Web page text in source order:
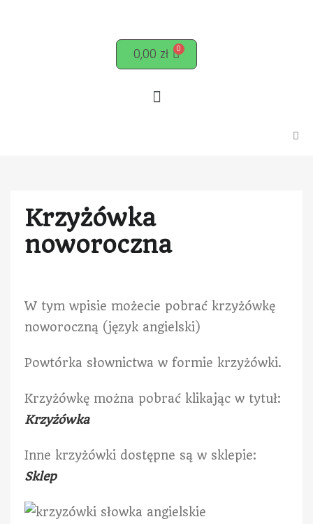
0,00 zł
Krzyżówka
noworoczna
W tym wpisie możecie pobrać krzyżówkę
noworoczną (język angielski)
Powtórka słownictwa w formie krzyżówki.
Krzyżówkę można pobrać klikając w tytuł:
Krzyżówka
Inne krzyżówki dostępne są w sklepie:
Sklep